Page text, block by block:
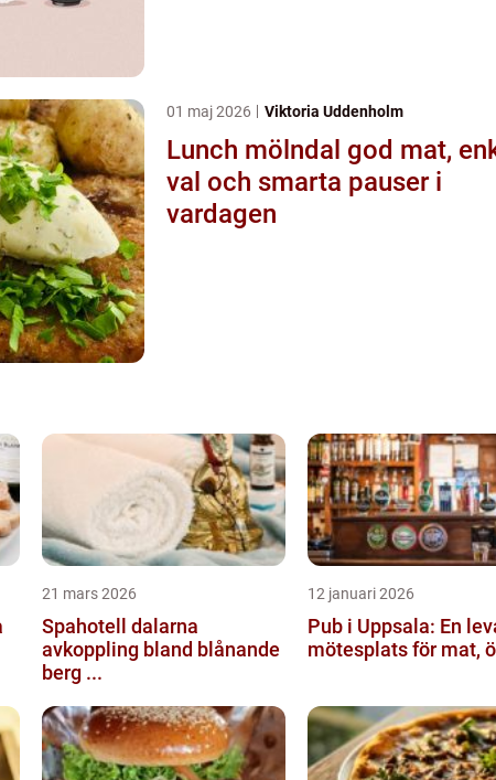
01 maj 2026 Viktoria Uddenholm
Lunch mölndal god mat, enkla
val och smarta pauser i
vardagen
21 mars 2026
Spahotell dalarna
avkoppling bland blånande
berg ...
12 januari 2026
Pub i Uppsala: En
mötesplats för mat,